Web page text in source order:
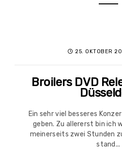
25. OKTOBER
Broilers DVD
Ein sehr viel besseres
geben. Zu allererst bin ich
meinerseits zwei Stunden
stand...